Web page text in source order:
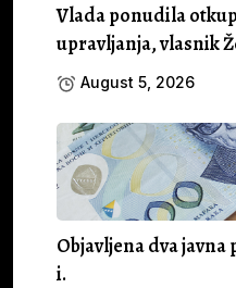
Vlada ponudila
upravljanja, vlasnik
August 5, 2026
Objavljena dva
i.